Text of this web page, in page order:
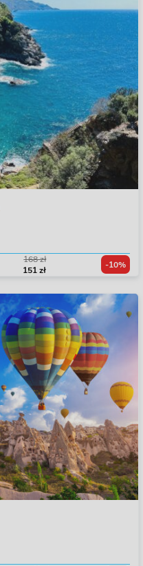
168 zł
151 zł
-10%